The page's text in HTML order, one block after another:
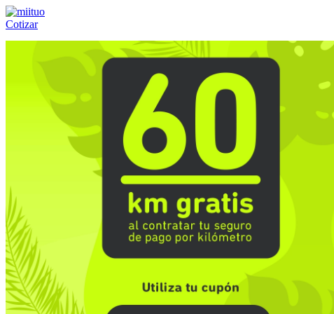
Cotizar
(55) 84-21-05-00ó800-953-00-59